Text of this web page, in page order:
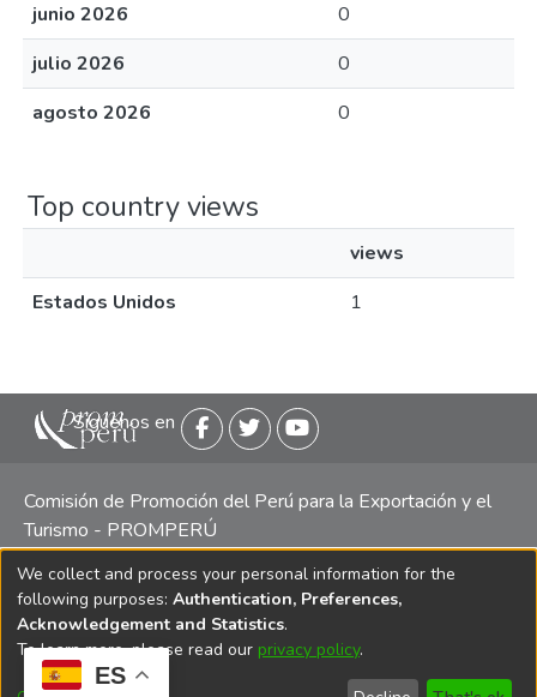
ES
junio 2026
0
julio 2026
0
agosto 2026
0
Top country views
views
Estados Unidos
1
Siguenos en
Comisión de Promoción del Perú para la Exportación y el
Turismo - PROMPERÚ
Central telefónica: (511) 616 7300 / 616 7400 Calle Uno
Oeste 50, Edificio Mincetur, Pisos 13 y 14, San Isidro -
Lima
We collect and process your personal information for the
following purposes: Authentication, Preferences,
Acknowledgement and Statistics.
To learn more, please read our privacy policy.